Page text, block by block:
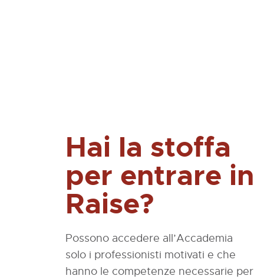
Hai la stoffa
per entrare in
Raise?
Possono accedere all’Accademia
solo i professionisti motivati e che
hanno le competenze necessarie per